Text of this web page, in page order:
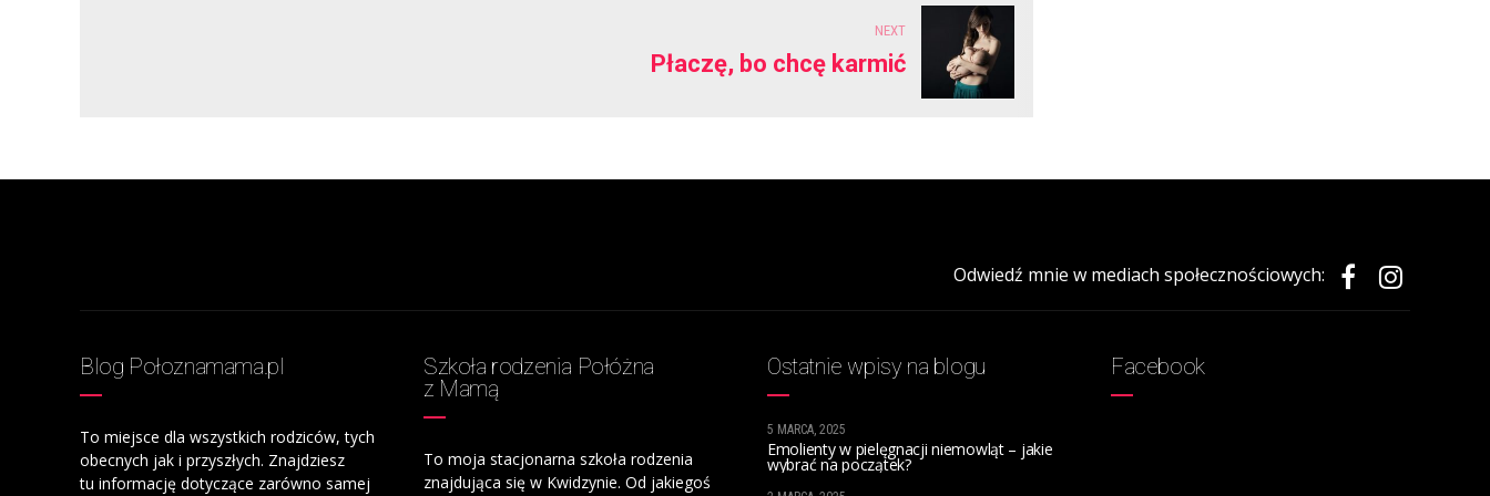
NEXT
Płaczę, bo chcę karmić
Odwiedź mnie w mediach społecznościowych:
Blog Połoznamama.pl
To miejsce dla wszystkich rodziców, tych
obecnych jak i przyszłych. Znajdziesz
tu informację dotyczące zarówno samej
Szkoła rodzenia Połóżna
z Mamą
To moja stacjonarna szkoła rodzenia
znajdująca się w Kwidzynie. Od jakiegoś
Ostatnie wpisy na blogu
5 MARCA, 2025
Emolienty w pielęgnacji niemowląt – jakie
wybrać na początek?
Facebook